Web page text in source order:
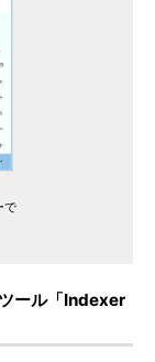
で
ール「Indexer